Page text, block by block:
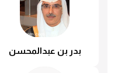
بدر بن عبدالمحسن